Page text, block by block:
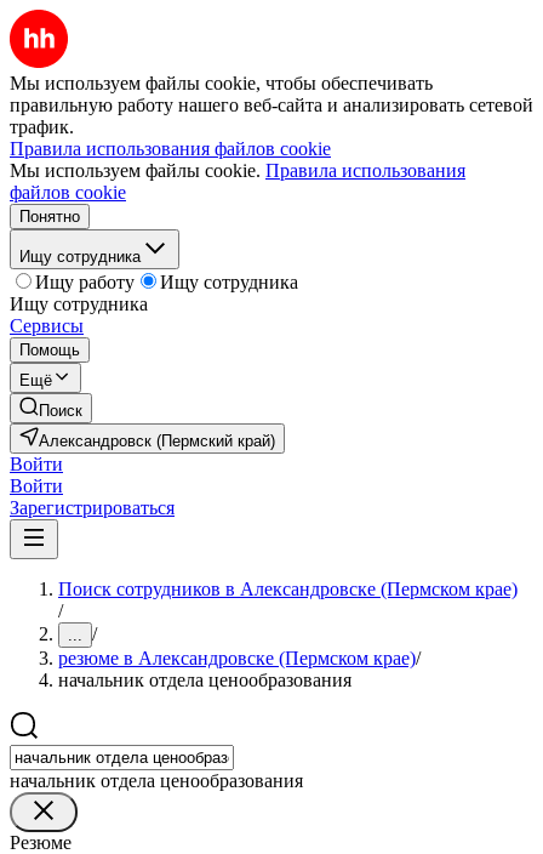
Мы используем файлы cookie, чтобы обеспечивать
правильную работу нашего веб-сайта и анализировать сетевой
трафик.
Правила использования файлов cookie
Мы используем файлы cookie. Правила использования
файлов cookie
Понятно
Ищу сотрудника
Ищу работу
Ищу сотрудника
Ищу сотрудника
Сервисы
Помощь
Ещё
Поиск
Александровск (Пермский край)
Войти
Войти
Зарегистрироваться
Поиск сотрудников в Александровске (Пермском крае)
/
... /
резюме в Александровске (Пермском крае)/
начальник отдела ценообразования
начальник отдела ценообразования
Резюме